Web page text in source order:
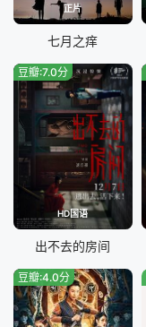
正片
七月之痒
HD国语
豆瓣:7.0分
出不去的房间
豆瓣:4.0分